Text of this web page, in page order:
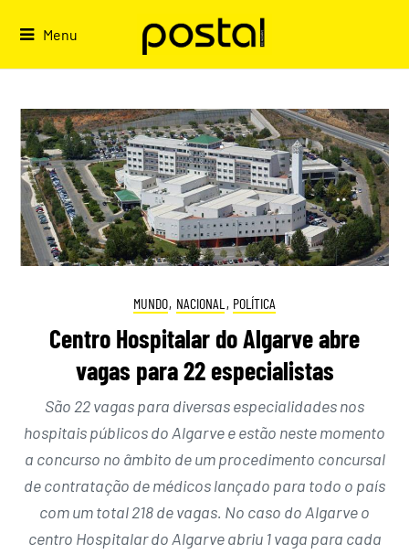
Menu
MUNDO, NACIONAL , POLÍTICA
Centro Hospitalar do Algarve abre
vagas para 22 especialistas
São 22 vagas para diversas especialidades nos
hospitais públicos do Algarve e estão neste momento
a concurso no âmbito de um procedimento concursal
de contratação de médicos lançado para todo o país
com um total 218 de vagas. No caso do Algarve o
centro Hospitalar do Algarve abriu 1 vaga para cada